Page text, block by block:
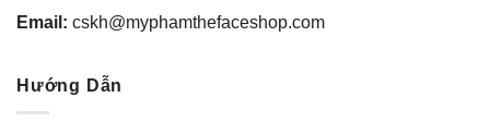
Email: cskh@myphamthefaceshop.com
Hướng Dẫn